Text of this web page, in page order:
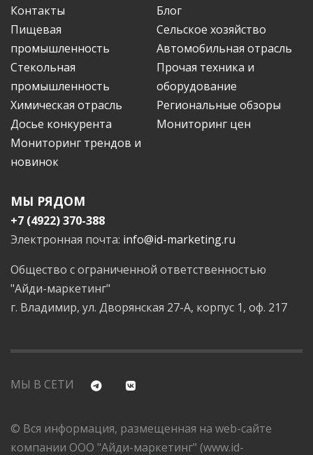
Контакты
Блог
Пищевая
промышленность
Сельское хозяйство
Автомобильная отрасль
Стекольная
промышленность
Прочая техника и
оборудование
Химическая отрасль
Региональные обзоры
Досье конкурента
Мониторинг цен
Мониторинг трендов и
новинок
МЫ РЯДОМ
+7 (4922) 370-388
Электронная почта: info@id-marketing.ru
Общество с ограниченной ответственностью
"Айди-маркетинг"
г. Владимир, ул. Дворянская 27-А, корпус 1, оф. 217
МЫ В СЕТИ
© Вся информация, размещенная на web-сайте
компании ООО "Айди-маркетинг" (www.id-